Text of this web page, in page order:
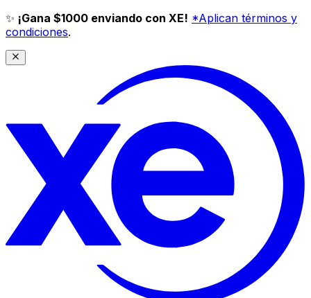
✨ ¡Gana $1000 enviando con XE! *Aplican términos y
condiciones.